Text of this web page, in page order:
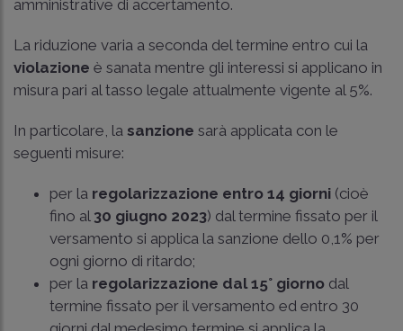
amministrative di accertamento.
La riduzione varia a seconda del termine entro cui la
violazione è sanata mentre gli interessi si applicano in
misura pari al tasso legale attualmente vigente al 5%.
In particolare, la sanzione sarà applicata con le
seguenti misure:
per la regolarizzazione entro 14 giorni (cioè
fino al 30 giugno 2023) dal termine fissato per il
versamento si applica la sanzione dello 0,1% per
ogni giorno di ritardo;
per la regolarizzazione dal 15° giorno dal
termine fissato per il versamento ed entro 30